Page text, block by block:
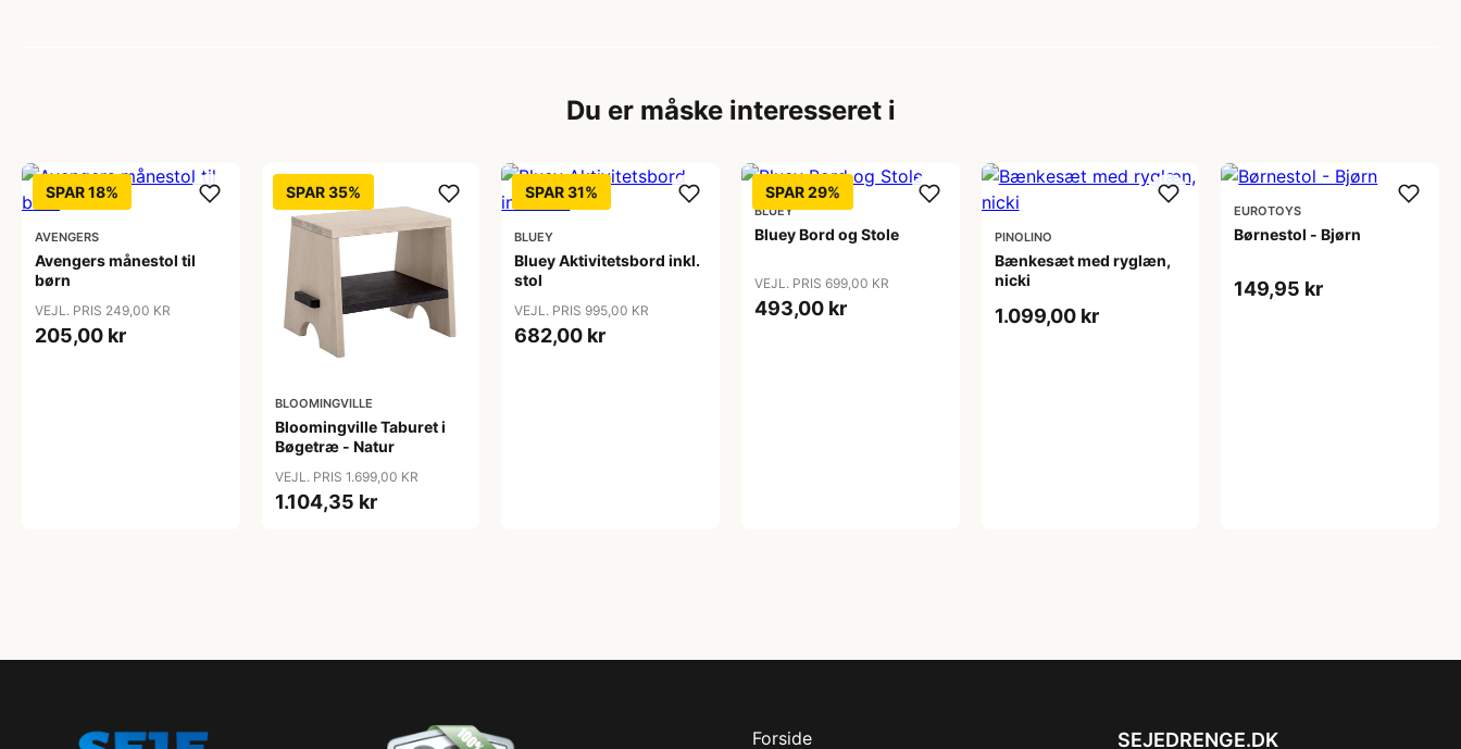
Du er måske interesseret i
SPAR 18%
AVENGERS
Avengers månestol til
børn
VEJL. PRIS 249,00 KR
205,00 kr
SPAR 35%
BLOOMINGVILLE
Bloomingville Taburet i
Bøgetræ - Natur
VEJL. PRIS 1.699,00 KR
1.104,35 kr
SPAR 31%
BLUEY
Bluey Aktivitetsbord inkl.
stol
VEJL. PRIS 995,00 KR
682,00 kr
SPAR 29%
BLUEY
Bluey Bord og Stole
VEJL. PRIS 699,00 KR
493,00 kr
PINOLINO
Bænkesæt med ryglæn,
nicki
1.099,00 kr
EUROTOYS
Børnestol - Bjørn
149,95 kr
Forside SEJEDRENGE.DK